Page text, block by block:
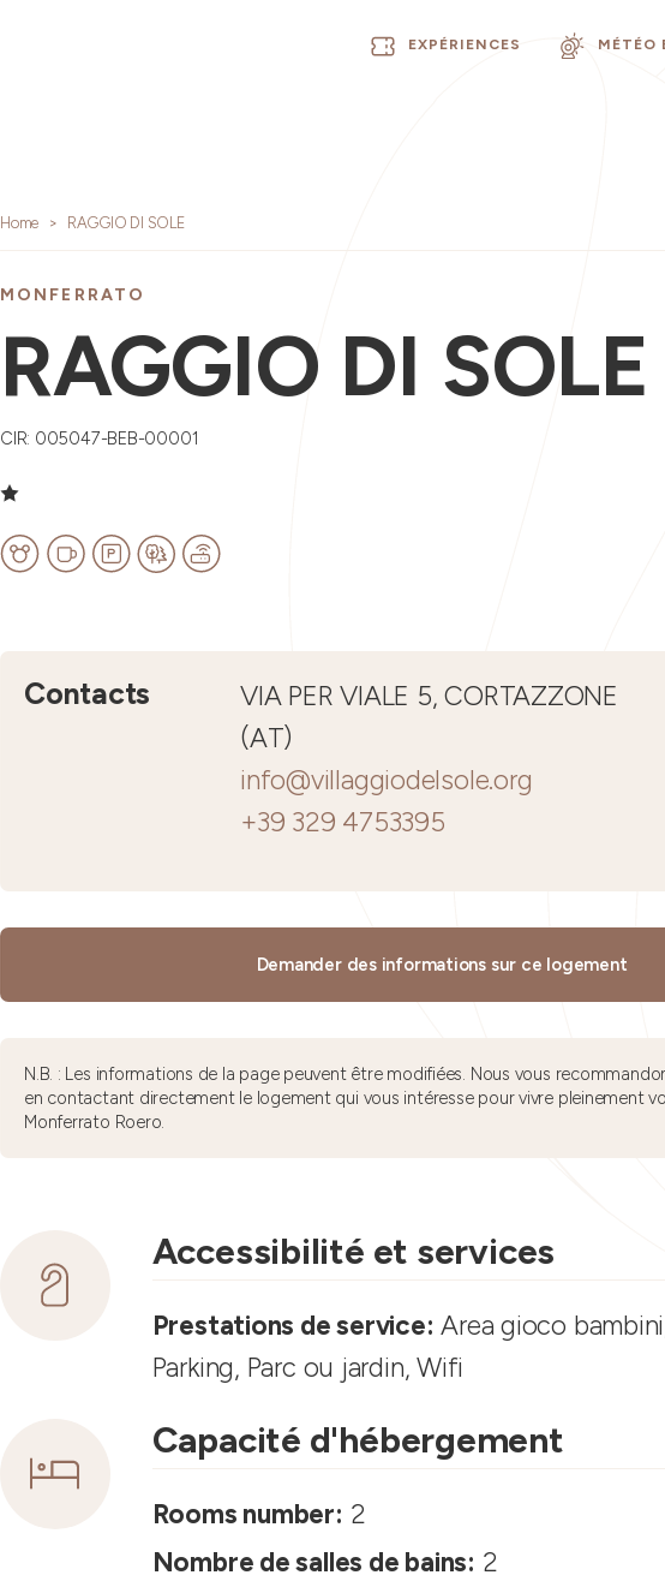
EXPÉRIENCES MÉTÉO
Home RAGGIO DI SOLE
MONFERRATO
RAGGIO DI SOLE
CIR: 005047-BEB-00001
Contacts
VIA PER VIALE 5, CORTAZZONE
(AT)
info@villaggiodelsole.org
+39 329 4753395
Demander des informations sur ce logement
N.B. : Les informations de la page peuvent être modifiées. Nous vous
en contactant directement le logement qui vous intéresse pour vivre pleinement
Monferrato Roero.
Accessibilité et services
Prestations de service: Area gioco
Parking, Parc ou jardin, Wifi
Capacité d'hébergement
Rooms number: 2
Nombre de salles de bains: 2